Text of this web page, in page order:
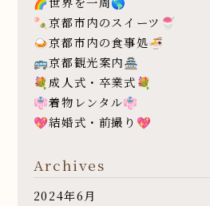
🍡京都市内のスイーツ🍧
🍛京都市内の食事処🍜
🚌京都観光案内🏯
💐成人式・卒業式💐
👘着物レンタル👘
💖結婚式・前撮り💖
Archives
2024年6月